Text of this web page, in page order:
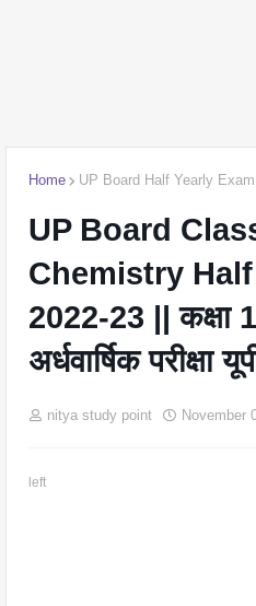
Home UP Board Half Yearly
UP Board
Chemistry
2022-23 || कक्षा
अर्धवार्षिक परीक्षा
nitya study point November
left